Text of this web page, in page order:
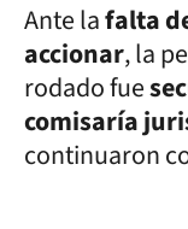
Ante lafalta
accionar, la
rodado fue
comisaría
continuaron